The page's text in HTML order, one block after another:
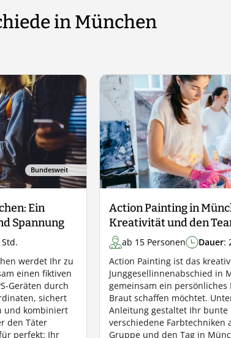
in München
Bundesweit
Ein
Spannung
werdet Ihr zu
einen fiktiven
Geräten durch
sichert
und kombiniert
den Täter
perfekt: Ihr
Action Painting in
Kreativität und den
ab 15 Personen Dauer:
Action Painting ist das
Junggesellinnenabschied in
gemeinsam ein
Braut schaffen möchtet.
Anleitung gestaltet Ihr
verschiedene Farbtechniken
Gruppe und den Tag in